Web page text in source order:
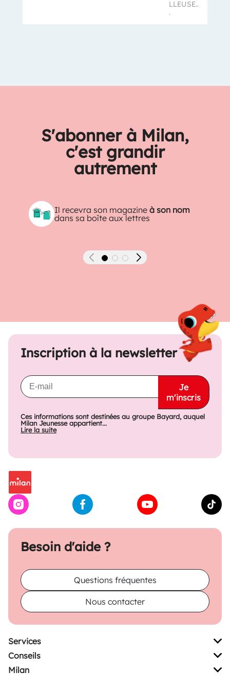
LLEUSE..
.
S'abonner à Milan,
c'est grandir
autrement
Il recevra son magazineà son nom
dans sa boîte aux lettres
Précédent Suivant
Besoin d'aide ?
Questions fréquentes
Nous contacter
Inscription à la newsletter
Je
m'inscris
Ces informations sont destinées au groupe Bayard, auquel
Milan Jeunesse appartient...
Lire la suite
Services
Conseils
Milan